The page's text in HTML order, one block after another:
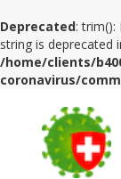
Deprecated:
string is deprecated
/home/clients/
coronavirus/